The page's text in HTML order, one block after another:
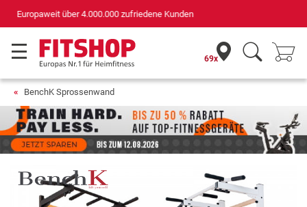
für Sportgeräte (n-tv+DISQ 2016-2024)
69x
BenchK Sprossenwand